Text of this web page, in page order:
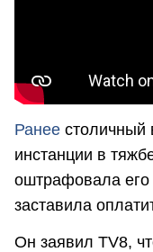
Ранее столичный
инстанции в
оштрафовала его
заставила
Он заявил TV8,